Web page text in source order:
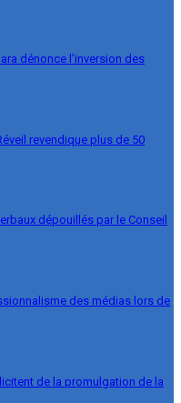
dénonce l’inversion des
revendique plus de 50
dépouillés par le Conseil
des médias lors de
de la promulgation de la